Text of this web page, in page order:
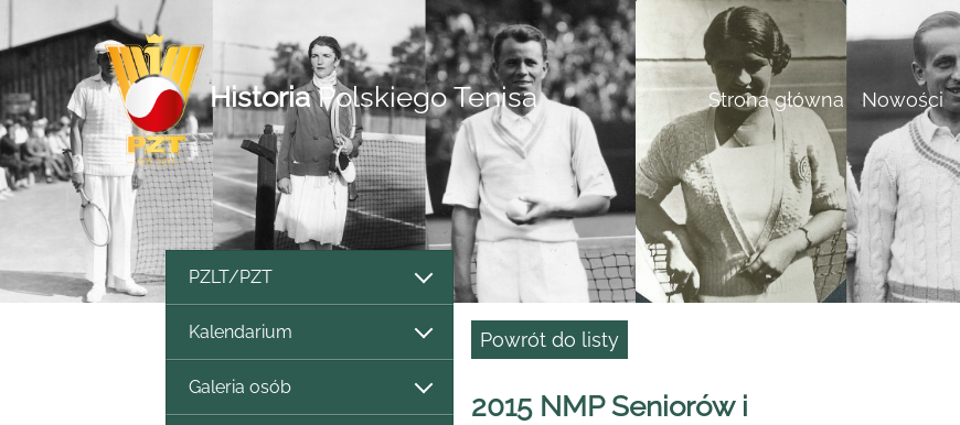
HistoriaPolskiego Tenisa Strona główna Nowości
PZLT/PZT
Kalendarium
Galeria osób
Powrót do listy
2015 NMP Seniorów i